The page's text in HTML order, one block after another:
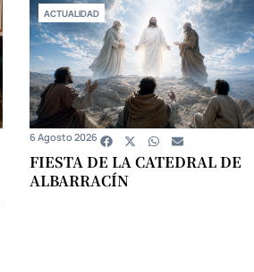
ACTUALIDAD
FIESTA DE LA CATEDRAL DE
ALBARRACÍN
6 Agosto 2026